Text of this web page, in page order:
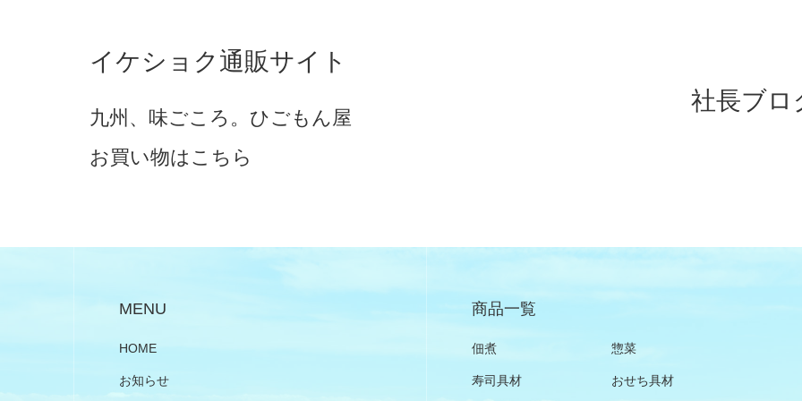
イケショク通販サイト
九州、味ごころ。ひごもん屋
お買い物はこちら
社長ブロ
MENU
HOME
お知らせ
商品一覧
佃煮 惣菜
寿司具材 おせち具材